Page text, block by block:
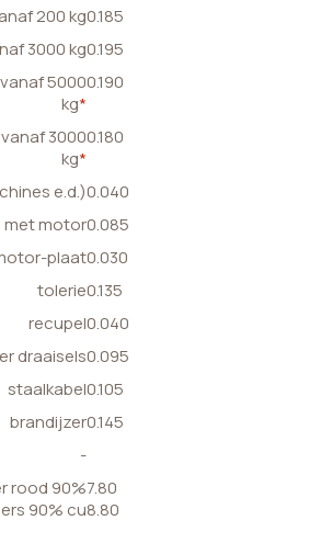
200 kg0.185
3000 kg0.195
5000
kg*
0.190
3000
kg*
0.180
e.d.)0.040
met motor0.085
plaat0.030
tolerie0.135
recupel0.040
draaisels0.095
staalkabel0.105
brandijzer0.145
-
rood 90%
90% cu
7.80
8.80